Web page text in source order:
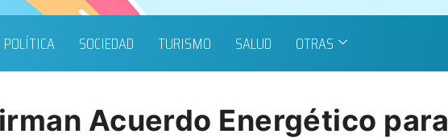
POLÍTICA SOCIEDAD TURISMO SALUD OTRAS
Acuerdo Energético para